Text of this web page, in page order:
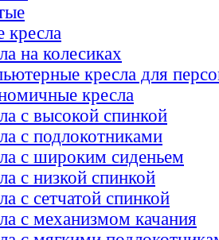
на колесиках
кресла для
кресла
с высокой спинкой
с подлокотниками
с широким сиденьем
с низкой спинкой
с сетчатой спинкой
с механизмом качания